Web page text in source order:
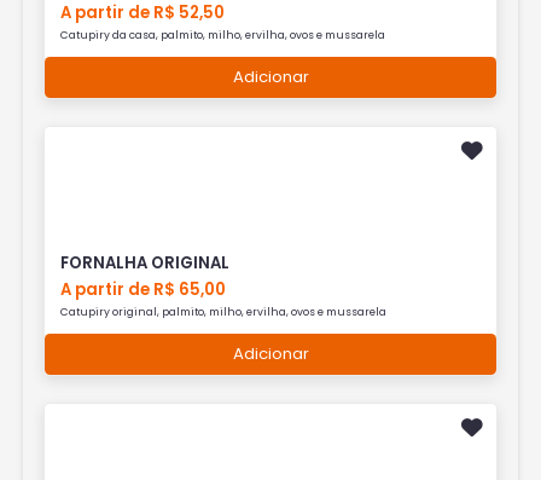
A partir de R$ 52,50
Catupiry da casa, palmito, milho, ervilha, ovos e mussarela
Adicionar
FORNALHA ORIGINAL
A partir de R$ 65,00
Catupiry original, palmito, milho, ervilha, ovos e mussarela
Adicionar